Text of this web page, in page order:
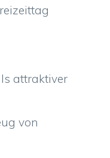
attraktiver
von